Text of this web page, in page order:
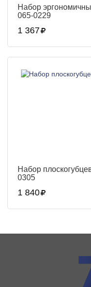
Набор
065-0229
1 367
Набор
0305
1 840